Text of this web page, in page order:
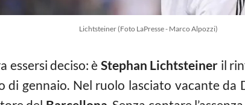
Lichtsteiner (Foto LaPresse - Marco Alpozzi)
essersi deciso: è Stephan Lichtsteiner il
di gennaio. Nel ruolo lasciato vacante da